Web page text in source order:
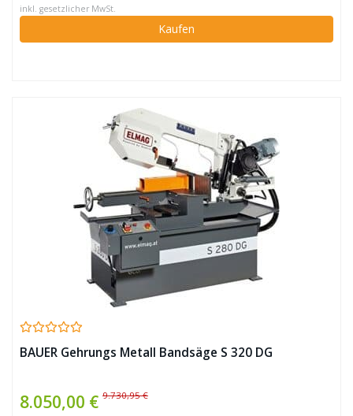
inkl. gesetzlicher MwSt.
Kaufen
BAUER Gehrungs Metall Bandsäge S 320 DG
8.050,00 € 9.730,95 €